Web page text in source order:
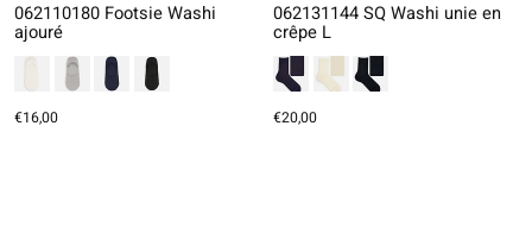
062110180 Footsie Washi
ajouré
€16,00
062131144 SQ Washi unie en
crêpe L
€20,00